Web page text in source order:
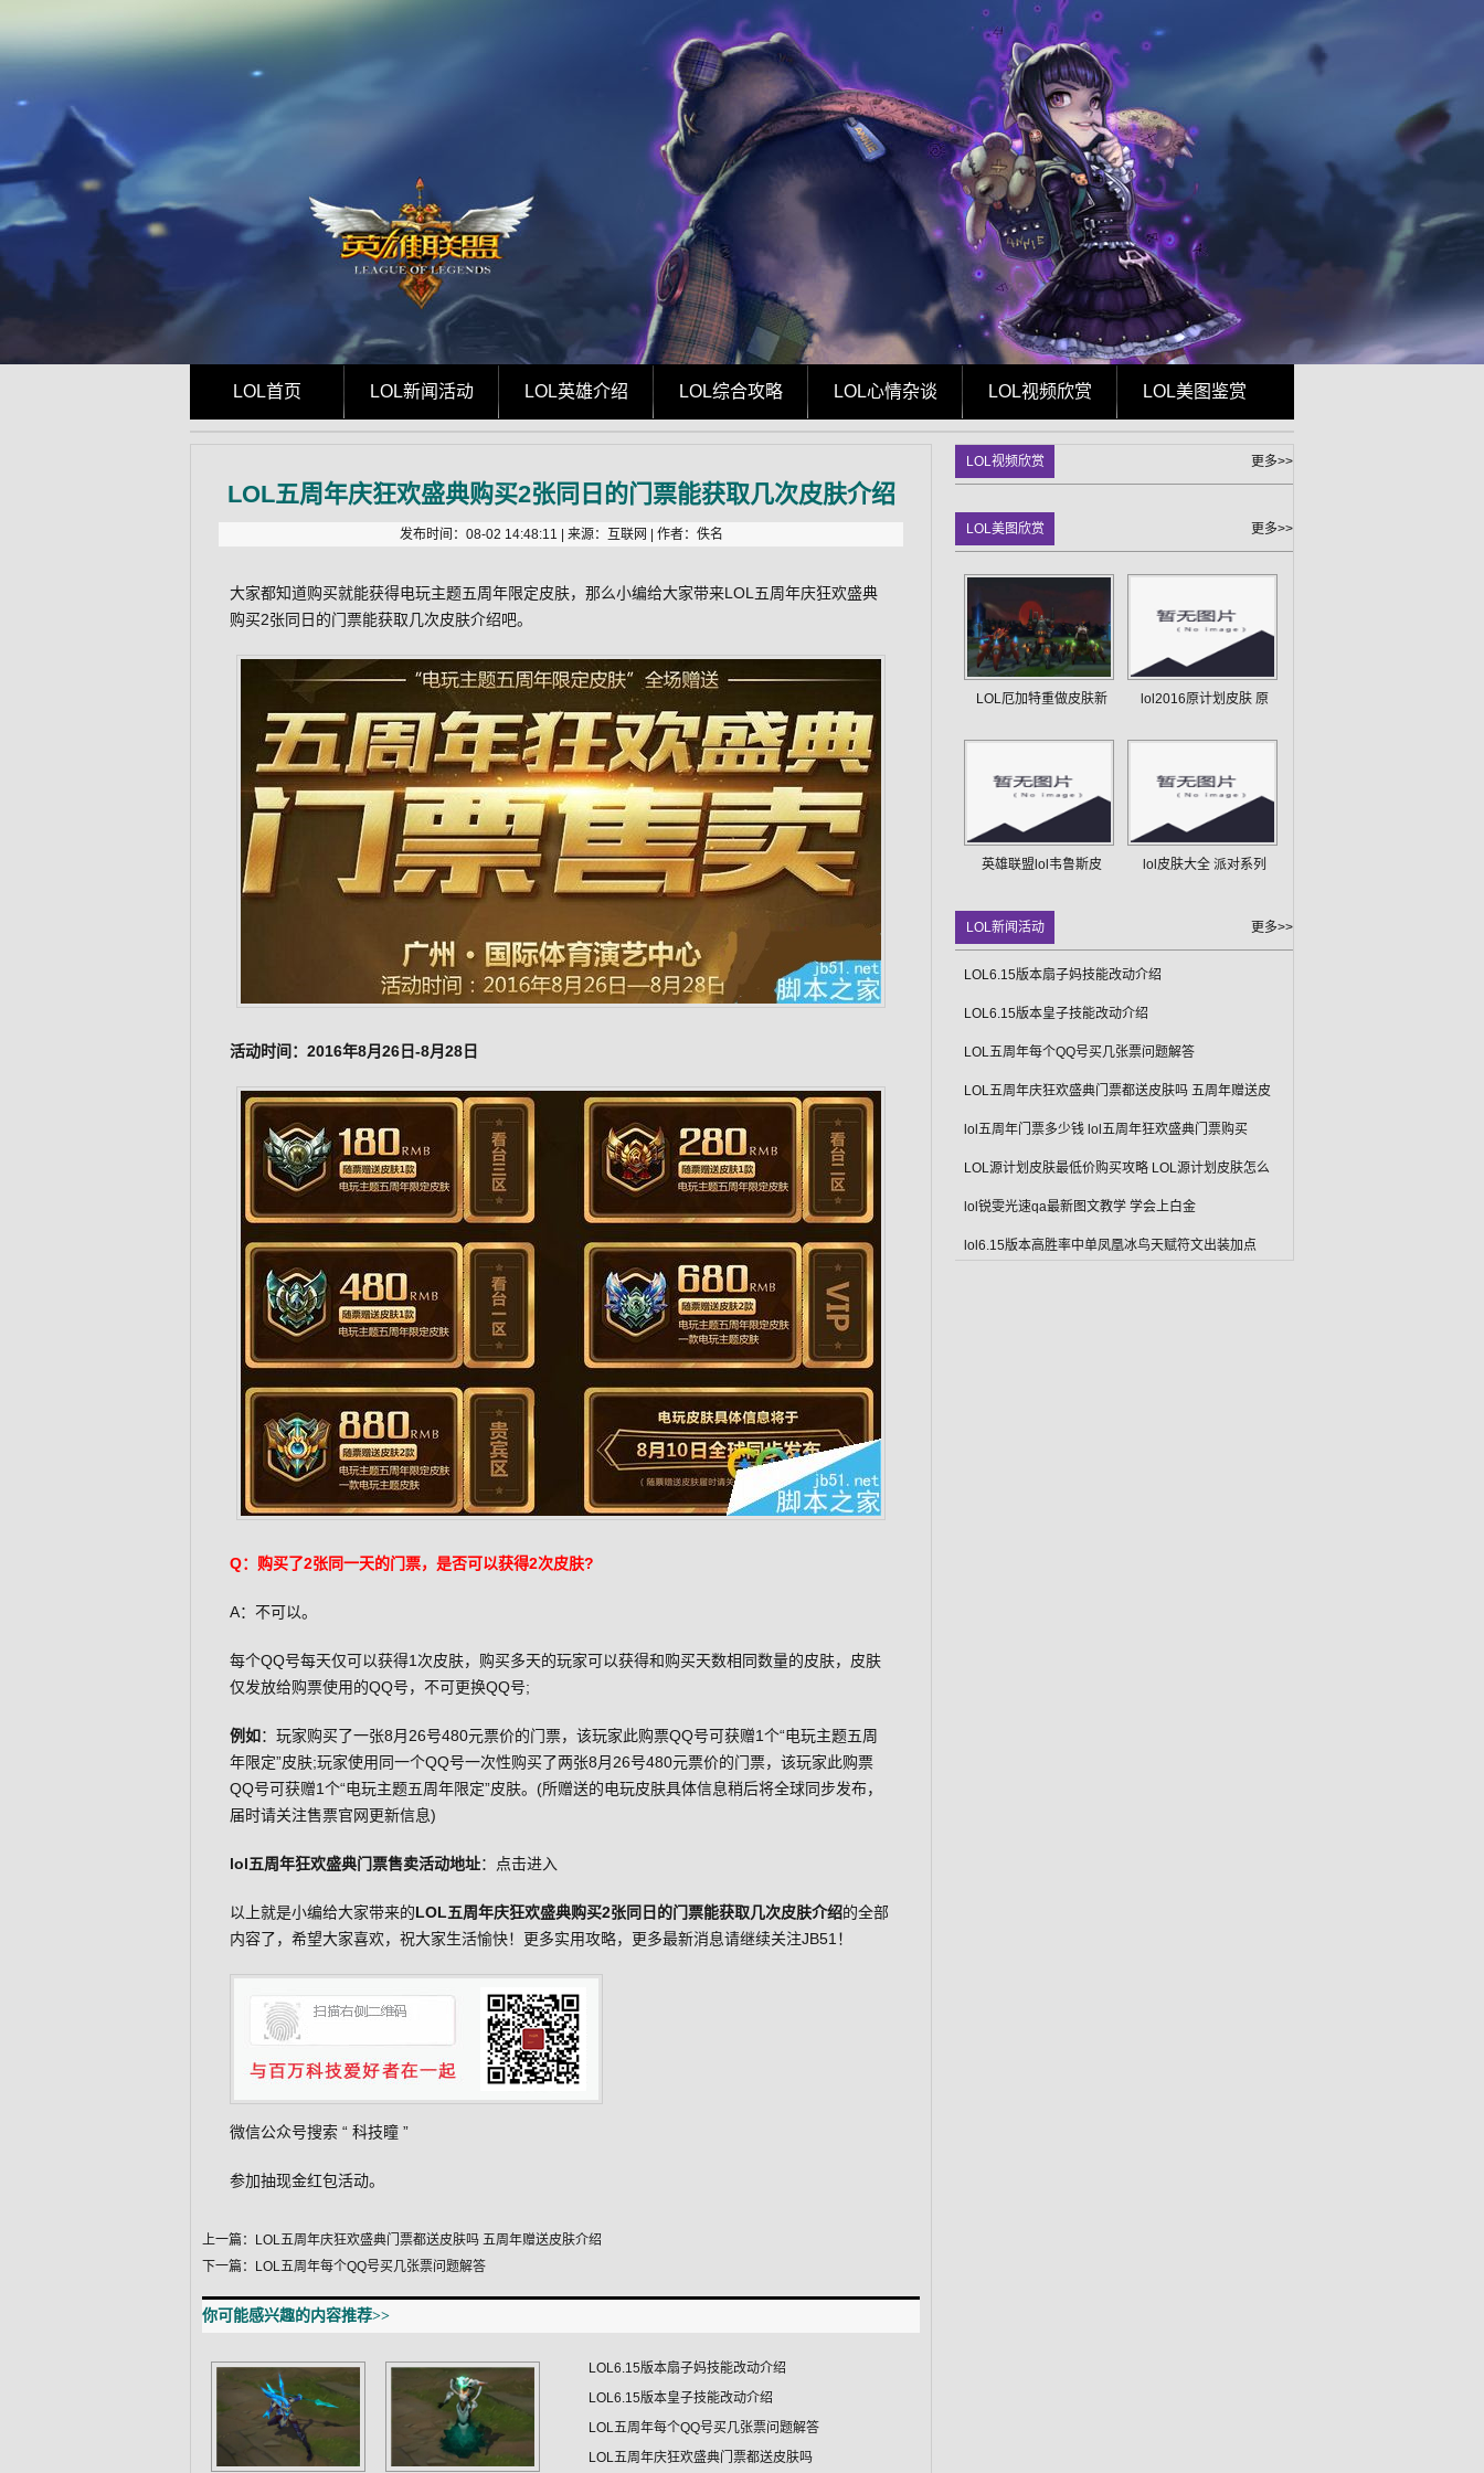
LOL首页 LOL新闻活动 LOL英雄介绍 LOL综合攻略 LOL心情杂谈 LOL视频欣赏 LOL美图鉴赏
LOL五周年庆狂欢盛典购买2张同日的门票能获取几次皮肤介绍
发布时间：08-02 14:48:11 | 来源：互联网 | 作者：佚名
大家都知道购买就能获得电玩主题五周年限定皮肤，那么小编给大家带来LOL五周年庆狂欢盛典
购买2张同日的门票能获取几次皮肤介绍吧。
活动时间：2016年8月26日-8月28日
Q：购买了2张同一天的门票，是否可以获得2次皮肤?
A：不可以。
每个QQ号每天仅可以获得1次皮肤，购买多天的玩家可以获得和购买天数相同数量的皮肤，皮肤
仅发放给购票使用的QQ号，不可更换QQ号;
例如：玩家购买了一张8月26号480元票价的门票，该玩家此购票QQ号可获赠1个“电玩主题五周
年限定”皮肤;玩家使用同一个QQ号一次性购买了两张8月26号480元票价的门票，该玩家此购票
QQ号可获赠1个“电玩主题五周年限定”皮肤。(所赠送的电玩皮肤具体信息稍后将全球同步发布，
届时请关注售票官网更新信息)
lol五周年狂欢盛典门票售卖活动地址： 点击进入
以上就是小编给大家带来的LOL五周年庆狂欢盛典购买2张同日的门票能获取几次皮肤介绍的全部
内容了，希望大家喜欢，祝大家生活愉快！更多实用攻略，更多最新消息请继续关注JB51！
微信公众号搜索 “ 科技瞳 ”
参加抽现金红包活动。
上一篇：
LOL五周年庆狂欢盛典门票都送皮肤吗 五周年赠送皮肤介绍
下一篇：
LOL五周年每个QQ号买几张票问题解答
你可能感兴趣的内容推荐>>
LOL6.15版本扇子妈技能改动介绍
LOL6.15版本皇子技能改动介绍
LOL五周年每个QQ号买几张票问题解答
LOL五周年庆狂欢盛典门票都送皮肤吗
LOL视频欣赏 更多>>
LOL美图欣赏 更多>>
LOL厄加特重做皮肤新 lol2016原计划皮肤 原
英雄联盟lol韦鲁斯皮 lol皮肤大全 派对系列
LOL新闻活动 更多>>
LOL6.15版本扇子妈技能改动介绍
LOL6.15版本皇子技能改动介绍
LOL五周年每个QQ号买几张票问题解答
LOL五周年庆狂欢盛典门票都送皮肤吗 五周年赠送皮
lol五周年门票多少钱 lol五周年狂欢盛典门票购买
LOL源计划皮肤最低价购买攻略 LOL源计划皮肤怎么
lol锐雯光速qa最新图文教学 学会上白金
lol6.15版本高胜率中单凤凰冰鸟天赋符文出装加点